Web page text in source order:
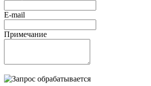
E-mail
Примечание